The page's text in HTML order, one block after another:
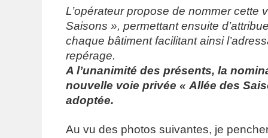
L’opérateur propose de nommer cette
Saisons », permettant ensuite
chaque bâtiment facilitant ainsi
repérage.
A l’unanimité des présents, la
nouvelle voie privée « Allée des
adoptée.
Au vu des photos suivantes, je